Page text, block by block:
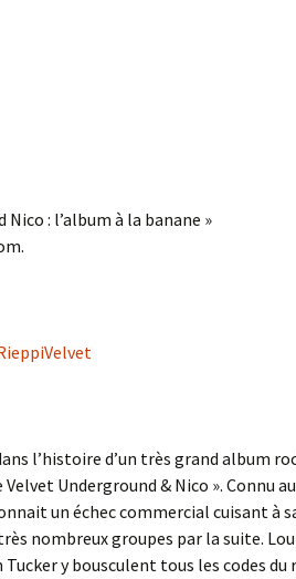
: l’album à la banane »
l’histoire d’un très grand album
Underground & Nico ». Connu
un échec commercial cuisant à
nombreux groupes par la suite. Lou
y bousculent tous les codes du